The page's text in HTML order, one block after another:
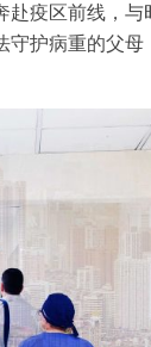
疫区前线，
护病重的父母